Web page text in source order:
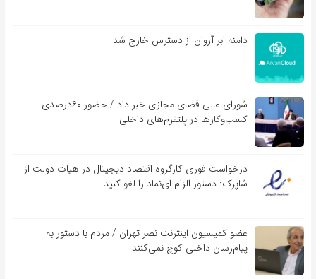
دامنه ابر آروان از دسترس خارج شد
شورای عالی فضای مجازی خبر داد / حضور ۶۰درصدی
کسب‌و‌کارها در پلتفرم‌های داخلی
درخواست فوری کارگروه اقتصاد دیجیتال در هیات دولت از
شاپرک: دستور الزام ای‌نماد را لغو کنید
عضو کمیسیون اینترنت نصر تهران / مردم با دستور به
پیام‌رسان داخلی کوچ نمی‌کنند